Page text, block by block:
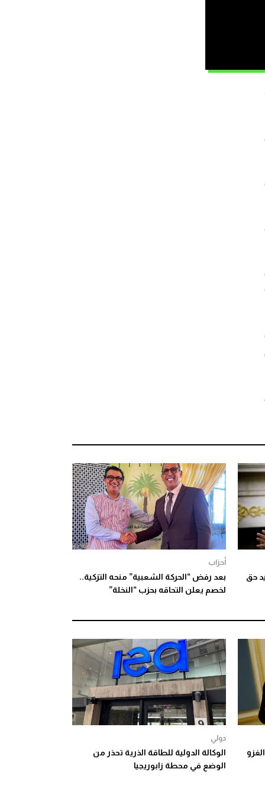
حق
أحزاب
بعد رفض “الحركة الشعبية” منحه التزكية..
لخصم يعلن التحاقه بحزب “النخلة”
دولي
الوكالة الدولية للطاقة الذرية تحذر من
الوضع في محطة زابوريجيا